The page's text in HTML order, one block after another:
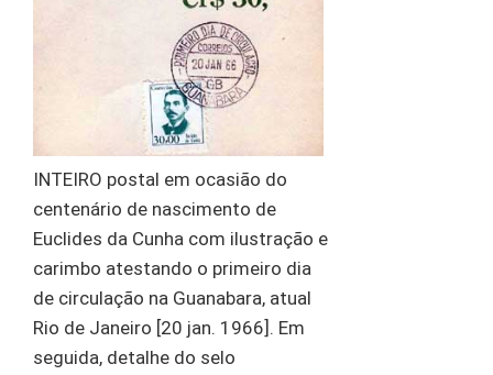
INTEIRO postal em ocasião do
centenário de nascimento de
Euclides da Cunha com ilustração e
carimbo atestando o primeiro dia
de circulação na Guanabara, atual
Rio de Janeiro [20 jan. 1966]. Em
seguida, detalhe do selo